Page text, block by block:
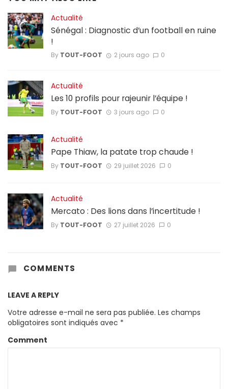
Actualité
Sénégal : Diagnostic d’un football en ruine
!
By TOUT-FOOT 2 jours ago 0
Actualité
Les 10 profils pour rajeunir l’équipe !
By TOUT-FOOT 3 jours ago 0
Actualité
Pape Thiaw, la patate trop chaude !
By TOUT-FOOT 29 juillet 2026 0
Actualité
Mercato : Des lions dans l’incertitude !
By TOUT-FOOT 27 juillet 2026 0
COMMENTS
LEAVE A REPLY
Votre adresse e-mail ne sera pas publiée. Les champs
obligatoires sont indiqués avec *
Comment